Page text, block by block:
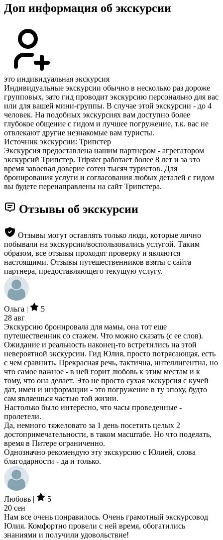
Доп информация об экскурсии
это индивидуальная экскурсия
Индивидуальные экскурсии обычно в несколько раз дороже
групповых, зато гид проводит экскурсию персонально для вас
или для вашей мини-группы. В случае этой экскурсии - до 4
человек. На подобных экскурсиях вам доступно более
глубокое общение с гидом и лучшее погружение, т.к. вас не
отвлекают другие незнакомые вам туристы.
Источник экскурсии: Трипстер
Экскурсия предоставлена нашим партнером - агрегатором
экскурсий Трипстер. Tripster работает более 8 лет и за это
время завоевал доверие сотен тысяч туристов. Для
бронирования услуги и согласования любых деталей с гидом
вы будете перенаправлены на сайт Трипстера.
Отзывы об экскурсии
Отзывы могут оставлять только люди, которые лично
побывали на экскурсии/воспользовались услугой. Таким
образом, все отзывы проходят проверку и являются
настоящими. Отзывы путешественников взяты с сайта
партнера, предоставляющего текущую услугу.
Ольга |
5
28 авг
Экскурсию бронировала для мамы, она тот еще
путешественник со стажем. Что можно сказать (с ее слов).
Ожидание и реальность наконец-то встретились на этой
невероятной экскурсии. Гид Юлия, просто потрясающая, есть
с чем сравнить. Прекрасная речь, тактична, интеллигентна, но
что самое важное - в ней горит любовь к этим местам и к
тому, что она делает. Это не просто сухая экскурсия с кучей
дат, имен и информации - это погружение в ту эпоху, будто
сам являешься частью той жизни.
Настолько было интересно, что часы проведенные -
пролетели.
Да, немного тяжеловато за 1 день посетить целых 2
достопримечательности, в таком масштабе. Но что поделать,
время в Питере ограниченно.
Однозначно рекомендую эту экскурсию с Юлией, слова
благодарности - да и только.
Любовь |
5
20 сен
Нам все очень понравилось. Очень грамотный экскурсовод
Юлия. Комфортно провели с ней время, обогатились
знаниями и получили удовольствие!